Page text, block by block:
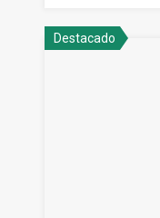
Destacado